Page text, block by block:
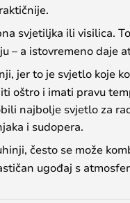
svjetiljka ili visilica.
– a istovremeno daje
jer to je svjetlo koje
oštro i imati pravu
najbolje svjetlo za
i sudopera.
često se može
ugođaj s